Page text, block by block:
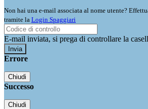
Non hai una e-mail associata al nome utente?
tramite la Login Spaggiari
E-mail inviata, si prega di controllare la
Errore
Chiudi
Successo
Chiudi